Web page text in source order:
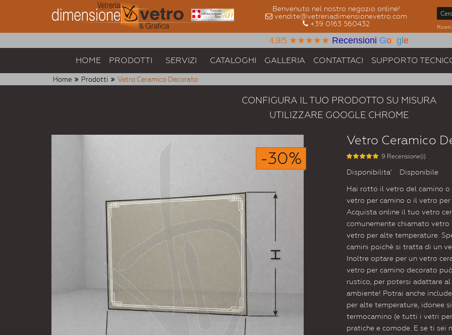
Benvenuto nel nostro negozio online!
vendite@vetreriadimensionevetro.com
+39 0163 560432
4,9/5 ★★★★★ Recensioni Goog e
HOME PRODOTTI SERVIZI CATALOGHI GALLERIA CONTATTACI SUPPORTO
Home Prodotti Vetro Ceramico Decorato
CONFIGURA IL TUO PRODOTTO SU MISURA
UTILIZZARE GOOGLE CHROME
-30%
Vetro Ceramico
9 Recensione(i)
Disponibilita' Disponibile
Hai rotto il vetro del camino
vetro per camino o il vetro
Acquista online il tuo vetro
comunemente chiamato vetro
vetro per alte temperature.
camini poichè si tratta di un
Inoltre optare per un vetro
vetro per camino decorato
rustico, per potersi adattare
ambiente! Potrai anche
per alte temperature, idonee
termocamino (e tutti i vetri
pratiche e comode. E se ti sei